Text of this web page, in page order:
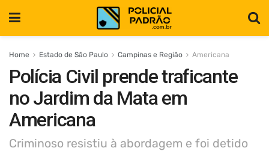
Home Estado de São Paulo Campinas e Região Americana
Polícia Civil prende traficante
no Jardim da Mata em
Americana
Criminoso resistiu à abordagem e foi detido